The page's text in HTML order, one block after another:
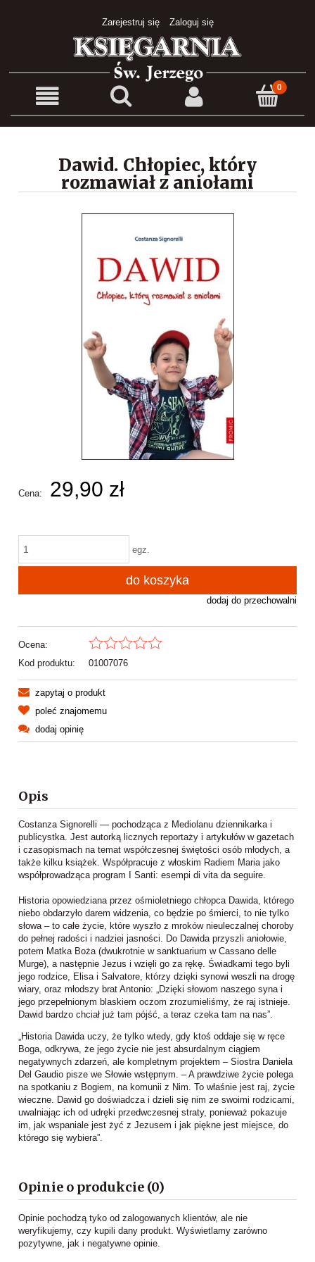
Zarejestruj się Zaloguj się
Dawid. Chłopiec, który
rozmawiał z aniołami
Cena: 29,90 zł
egz.
do koszyka
dodaj do przechowalni
Ocena:
Kod produktu:
01007076
zapytaj o produkt
poleć znajomemu
dodaj opinię
Opis
Costanza Signorelli — pochodząca z Mediolanu dziennikarka i
publicystka. Jest autorką licznych reportaży i artykułów w gazetach
i czasopismach na temat współczesnej świętości osób młodych, a
także kilku książek. Współpracuje z włoskim Radiem Maria jako
współprowadząca program I Santi: esempi di vita da seguire.
Historia opowiedziana przez ośmioletniego chłopca Dawida, którego
niebo obdarzyło darem widzenia, co będzie po śmierci, to nie tylko
słowa – to całe życie, które wyszło z mroków nieuleczalnej choroby
do pełnej radości i nadziei jasności. Do Dawida przyszli aniołowie,
potem Matka Boża (dwukrotnie w sanktuarium w Cassano delle
Murge), a następnie Jezus i wzięli go za rękę. Świadkami tego byli
jego rodzice, Elisa i Salvatore, którzy dzięki synowi weszli na drogę
wiary, oraz młodszy brat Antonio: „Dzięki słowom naszego syna i
jego przepełnionym blaskiem oczom zrozumieliśmy, że raj istnieje.
Dawid bardzo chciał już tam pójść, a teraz czeka tam na nas”.
„Historia Dawida uczy, że tylko wtedy, gdy ktoś oddaje się w ręce
Boga, odkrywa, że jego życie nie jest absurdalnym ciągiem
negatywnych zdarzeń, ale kompletnym projektem – Siostra Daniela
Del Gaudio pisze we Słowie wstępnym. – A prawdziwe życie polega
na spotkaniu z Bogiem, na komunii z Nim. To właśnie jest raj, życie
wieczne. Dawid go doświadcza i dzieli się nim ze swoimi rodzicami,
uwalniając ich od udręki przedwczesnej straty, ponieważ pokazuje
im, jak wspaniale jest żyć z Jezusem i jak piękne jest miejsce, do
którego się wybiera”.
Opinie o produkcie (0)
Opinie pochodzą tyko od zalogowanych klientów, ale nie
weryfikujemy, czy kupili dany produkt. Wyświetlamy zarówno
pozytywne, jak i negatywne opinie.